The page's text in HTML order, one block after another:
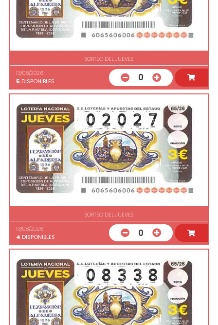
SORTEO DEL JUEVES
13/08/2026
5 DISPONIBLES 0
SORTEO DEL JUEVES
13/08/2026
4 DISPONIBLES 0